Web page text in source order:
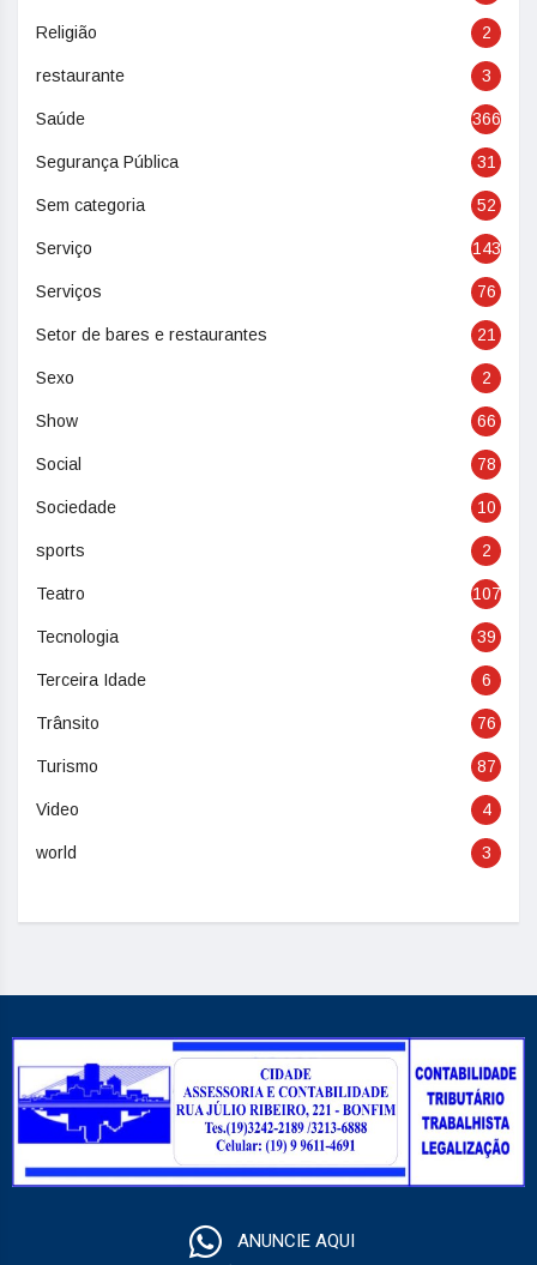
Religião 2
restaurante 3
Saúde 366
Segurança Pública 31
Sem categoria 52
Serviço 143
Serviços 76
Setor de bares e restaurantes 21
Sexo 2
Show 66
Social 78
Sociedade 10
sports 2
Teatro 107
Tecnologia 39
Terceira Idade 6
Trânsito 76
Turismo 87
Video 4
world 3
ANUNCIE AQUI